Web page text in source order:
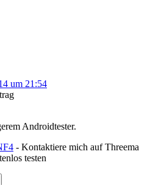
um 21:54
Androidtester.
- Kontaktiere mich auf Threema
testen